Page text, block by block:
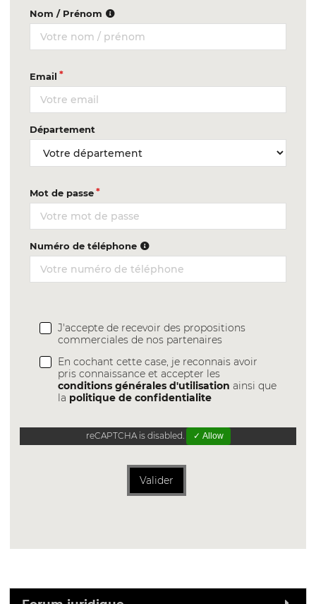
Nom / Prénom
Email
Département
Mot de passe
Numéro de téléphone
J'accepte de recevoir des propositions
commerciales de nos partenaires
En cochant cette case, je reconnais avoir
pris connaissance et accepter les
conditions générales d'utilisation ainsi que
la politique de confidentialite
reCAPTCHA is disabled. ✓ Allow
Valider